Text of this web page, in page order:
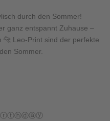
durch den Sommer!
ganz entspannt Zuhause –
🐆 Leo-Print sind der perfekte
Sommer.